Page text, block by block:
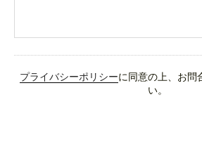
プライバシーポリシーに同意の上、お問
い。